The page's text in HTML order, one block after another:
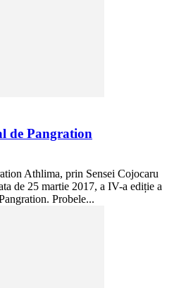
de Pangration
Athlima, prin Sensei Cojocaru
de 25 martie 2017, a IV-a ediție a
Probele...